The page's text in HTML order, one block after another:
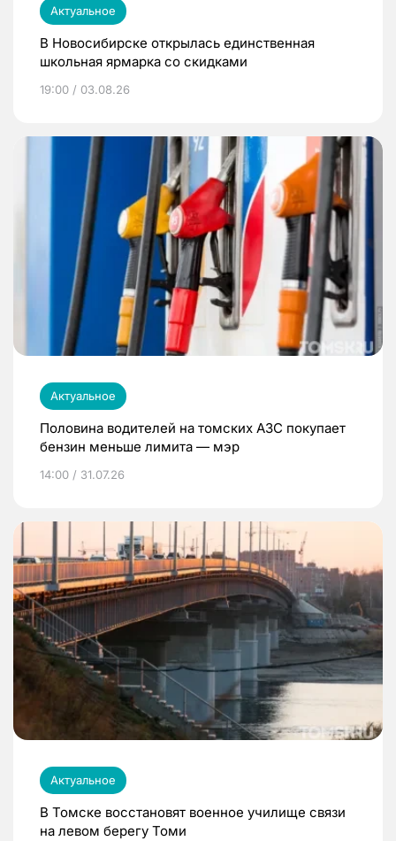
Актуальное
В Новосибирске открылась единственная
школьная ярмарка со скидками
19:00 / 03.08.26
Актуальное
Половина водителей на томских АЗС покупает
бензин меньше лимита — мэр
14:00 / 31.07.26
Актуальное
В Томске восстановят военное училище связи
на левом берегу Томи